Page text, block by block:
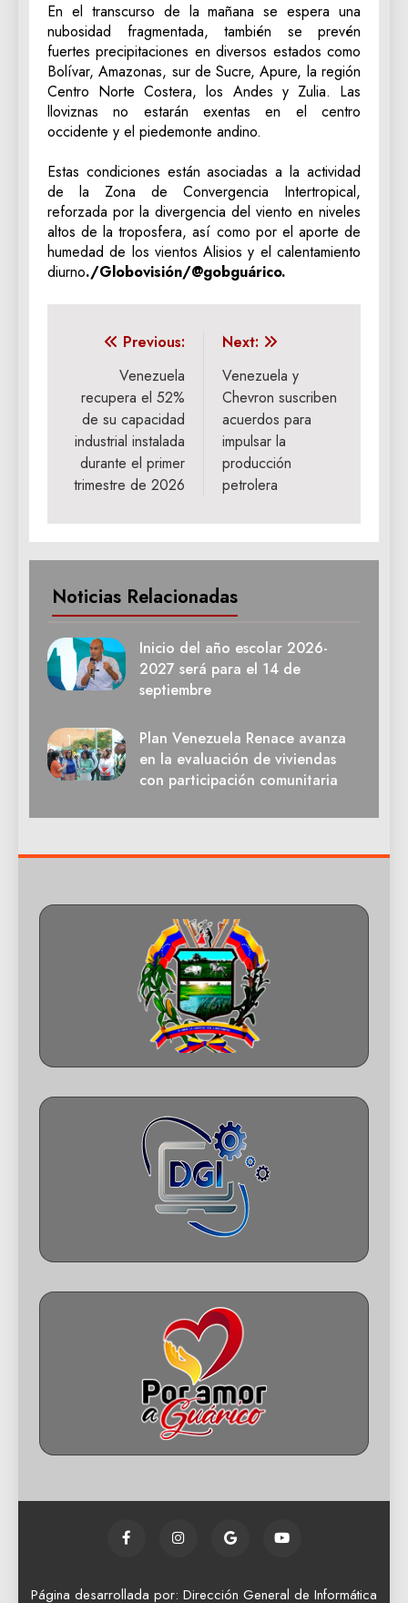
En el transcurso de la mañana se espera una
nubosidad fragmentada, también se prevén
fuertes precipitaciones en diversos estados como
Bolívar, Amazonas, sur de Sucre, Apure, la región
Centro Norte Costera, los Andes y Zulia. Las
lloviznas no estarán exentas en el centro
occidente y el piedemonte andino.
Estas condiciones están asociadas a la actividad
de la Zona de Convergencia Intertropical,
reforzada por la divergencia del viento en niveles
altos de la troposfera, así como por el aporte de
humedad de los vientos Alisios y el calentamiento
diurno./Globovisión/@gobguárico.
Navegación
entradas
Previous:
Venezuela
recupera el 52%
de su capacidad
industrial instalada
durante el primer
trimestre de 2026
Next:
Venezuela y
Chevron suscriben
acuerdos para
impulsar la
producción
petrolera
Noticias Relacionadas
Inicio del año escolar 2026-
2027 será para el 14 de
septiembre
Plan Venezuela Renace avanza
en la evaluación de viviendas
con participación comunitaria
Página desarrollada por: Dirección General de Informática